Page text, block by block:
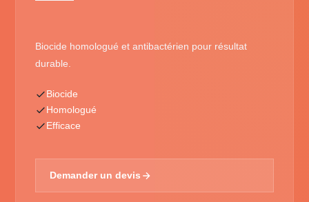
Biocide homologué et antibactérien pour résultat
durable.
Biocide
Homologué
Efficace
Demander un devis